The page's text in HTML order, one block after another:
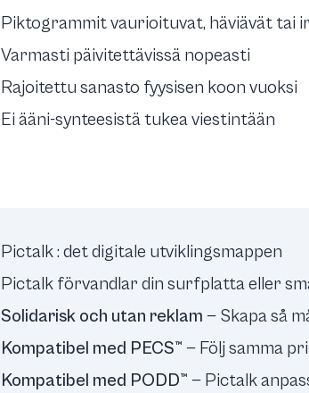
Piktogrammit vaurioituvat, häviävät tai
Varmasti päivitettävissä nopeasti
Rajoitettu sanasto fyysisen koon vuoksi
Ei ääni-synteesistä tukea viestintään
Pictalk : det digitale utviklingsmappen
Pictalk förvandlar din surfplatta eller
Solidarisk och utan reklam — Skapa så
Kompatibel med PECS™ — Följ samma
Kompatibel med PODD™ — Pictalk